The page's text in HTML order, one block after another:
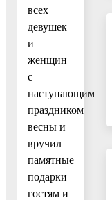
всех
девушек
и
женщин
с
наступающим
праздником
весны и
вручил
памятные
подарки
гостям и